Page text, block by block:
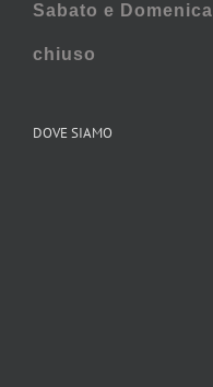
Sabato e Domenica
chiuso
DOVE SIAMO